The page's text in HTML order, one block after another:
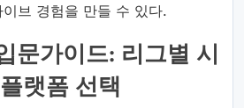
브 경험을 만들 수 있다.
문가이드: 리그별 시
랫폼 선택